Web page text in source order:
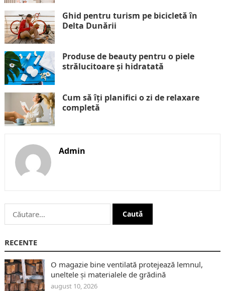
Ghid pentru turism pe bicicletă în
Delta Dunării
Produse de beauty pentru o piele
strălucitoare și hidratată
Cum să îți planifici o zi de relaxare
completă
Admin
Caută
după:
RECENTE
O magazie bine ventilată protejează lemnul,
uneltele și materialele de grădină
august 10, 2026